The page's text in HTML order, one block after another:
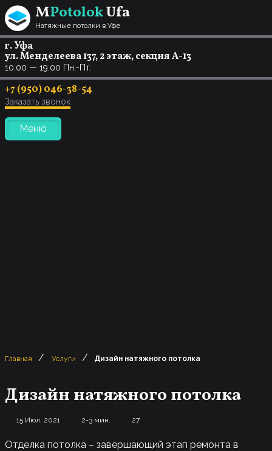
Перейти к содержанию
MPotolokUfa
Натяжные потолки в Уфе
г. Уфа
ул. Менделеева 137, 2 этаж, секция А-13
10:00 — 19:00 Пн.-Пт.
+7 (950) 046-38-54
Заказать звонок
Меню
Главная / Услуги / Дизайн натяжного потолка
Дизайн натяжного потолка
15 Июл, 2021 2-3 мин. 27
Отделка потолка – завершающий этап ремонта в